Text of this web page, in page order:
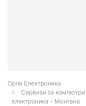
Орли Електроника
Сервизи за
електроника - Монтана